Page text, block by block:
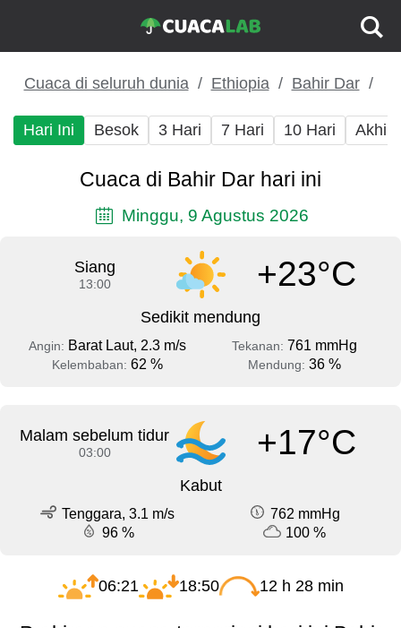
Cuaca di seluruh dunia Ethiopia Bahir Dar
Hari Ini Besok 3 Hari 7 Hari 10 Hari Akhir
Cuaca di Bahir Dar hari ini
Minggu, 9 Agustus 2026
Siang
13:00 +23°C
Sedikit mendung
Angin: Barat Laut, 2.3 m/s Tekanan: 761 mmHg
Kelembaban: 62 % Mendung: 36 %
Malam sebelum tidur
03:00 +17°C
Kabut
Tenggara, 3.1 m/s
762 mmHg
96 %
100 %
06:21 18:50 12 h 28 min